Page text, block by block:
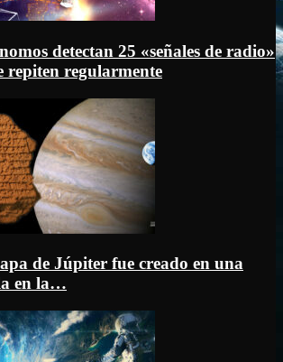
detectan 25 «señales de radio»
repiten regularmente
de Júpiter fue creado en una
en la…